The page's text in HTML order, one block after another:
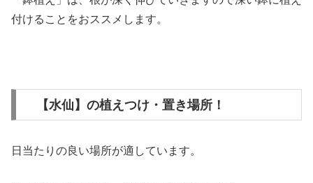
付けることをおススメします。
【水仙】の植えつけ・置き場所！
日当たりの良い場所が適しています。